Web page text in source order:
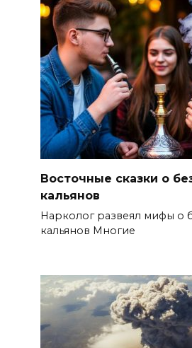
Восточные сказки о
кальянов
Нарколог развеял мифы о
кальянов Многие